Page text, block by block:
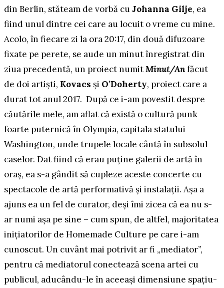
din Berlin, stăteam de vorbă cuJohanna Gilje, ea
fiind unul dintre cei care au locuit o vreme cu mine.
Acolo, în fiecare zi la ora 20:17, din două difuzoare
fixate pe perete, se aude un minut înregistrat din
ziua precedentă, un proiect numitMinut/Anfăcut
de doi artiști, Kovacs și O’Doherty, proiect care a
durat tot anul 2017. După ce i-am povestit despre
căutările mele, am aflat că există o cultură punk
foarte puternică în Olympia, capitala statului
Washington, unde trupele locale cântă în subsolul
caselor. Dat fiind că erau puține galerii de artă în
oraș, ea s-a gândit să cupleze aceste concerte cu
spectacole de artă performativă și instalații. Așa a
ajuns ea un fel de curator, deși îmi zicea că ea nu s-
ar numi așa pe sine – cum spun, de altfel, majoritatea
inițiatorilor de Homemade Culture pe care i-am
cunoscut. Un cuvânt mai potrivit ar fi „mediator”,
pentru că mediatorul conectează scena artei cu
publicul, aducându-le în aceeași dimensiune spațiu-